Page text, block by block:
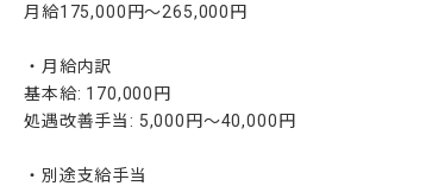
月給175,000円〜265,000円
・月給内訳
基本給: 170,000円
処遇改善手当: 5,000円〜40,000円
・別途支給手当